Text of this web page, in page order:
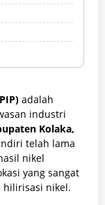
adalah
industri
Kolaka,
telah lama
nikel
yang sangat
nikel.